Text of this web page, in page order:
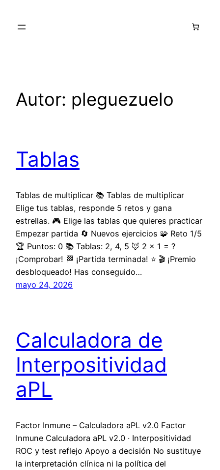
Autor: pleguezuelo
Tablas
Tablas de multiplicar 📚 Tablas de multiplicar
Elige tus tablas, responde 5 retos y gana
estrellas. 🎮 Elige las tablas que quieres practicar
Empezar partida 🔄 Nuevos ejercicios 🧩 Reto 1/5
🏆 Puntos: 0 📚 Tablas: 2, 4, 5 🦊 2 × 1 = ?
¡Comprobar! 🏁 ¡Partida terminada! ⭐ 🎬 ¡Premio
desbloqueado! Has conseguido…
mayo 24, 2026
Calculadora de
Interpositividad
aPL
Factor Inmune – Calculadora aPL v2.0 Factor
Inmune Calculadora aPL v2.0 · Interpositividad
ROC y test reflejo Apoyo a decisión No sustituye
la interpretación clínica ni la política del